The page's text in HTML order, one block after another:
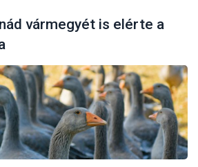
vármegyét is elérte a